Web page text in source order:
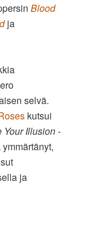
Blood
ja
selvä.
kutsui
Your Illusion-
ja